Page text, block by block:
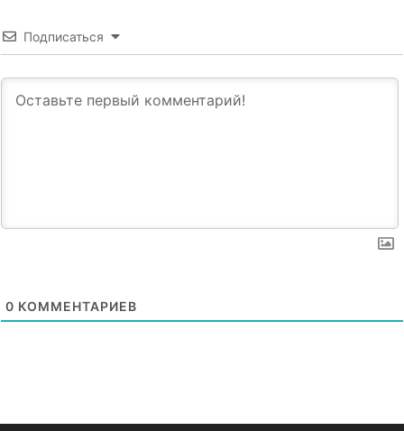
Подписаться
0 КОММЕНТАРИЕВ